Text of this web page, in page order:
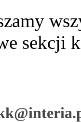
sekcji